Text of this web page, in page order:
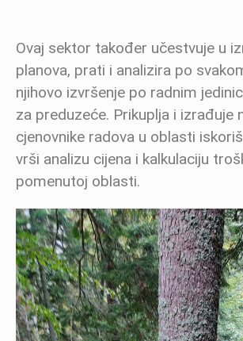
Ovaj sektor također učestvuje u
planova, prati i analizira po
njihovo izvršenje po radnim
za preduzeće. Prikuplja i izrađuje
cjenovnike radova u oblasti
vrši analizu cijena i kalkulaciju
pomenutoj oblasti.